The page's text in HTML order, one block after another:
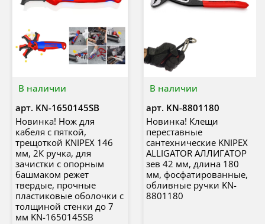
В наличии
арт. KN-1650145SB
Новинка! Нож для
кабеля с пяткой,
трещоткой KNIPEX 146
мм, 2К ручка, для
зачистки c опорным
башмаком режет
твердые, прочные
пластиковые оболочки с
толщиной стенки до 7
мм KN-1650145SB
В наличии
арт. KN-8801180
Новинка! Клещи
переставные
сантехнические KNIPEX
ALLIGATOR АЛЛИГАТОР
зев 42 мм, длина 180
мм, фосфатированные,
обливные ручки KN-
8801180